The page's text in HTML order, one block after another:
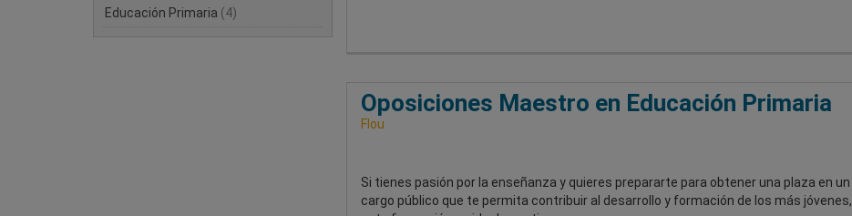
Educación Primaria (4)
Oposiciones Maestro en Educación Primaria
Flou
Si tienes pasión por la enseñanza y quieres prepararte para obtener una plaza en un
cargo público que te permita contribuir al desarrollo y formación de los más jóvenes,